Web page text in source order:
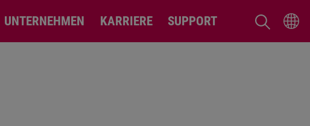
UNTERNEHMEN KARRIERE SUPPORT